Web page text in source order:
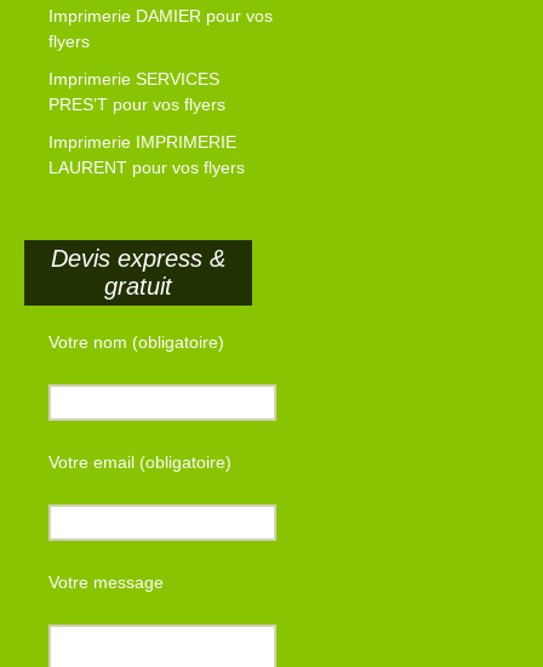
Imprimerie DAMIER pour vos
flyers
Imprimerie SERVICES
PRES’T pour vos flyers
Imprimerie IMPRIMERIE
LAURENT pour vos flyers
Devis express &
gratuit
Votre nom (obligatoire)
Votre email (obligatoire)
Votre message